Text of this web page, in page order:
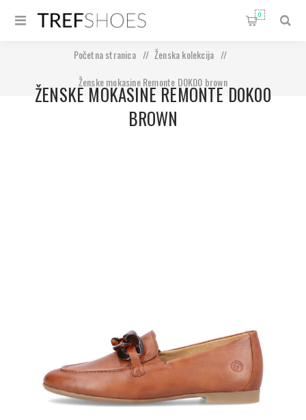
0
Početna stranica / Ženska kolekcija
/
Ženske mokasine Remonte D0K00 brown
ŽENSKE MOKASINE REMONTE D0K00
BROWN